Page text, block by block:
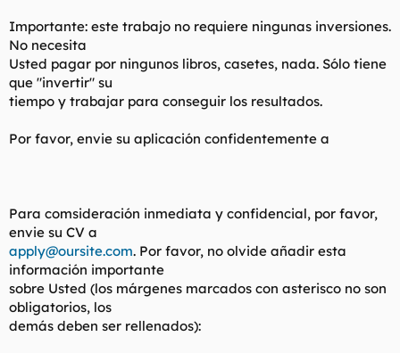
Importante: este trabajo no requiere ningunas inversiones.
No necesita
Usted pagar por ningunos libros, casetes, nada. Sólo tiene
que "invertir" su
tiempo y trabajar para conseguir los resultados.
Por favor, envie su aplicación confidentemente a
Para comsideración inmediata y confidencial, por favor,
envie su CV a
apply@oursite.com. Por favor, no olvide añadir esta
información importante
sobre Usted (los márgenes marcados con asterisco no son
obligatorios, los
demás deben ser rellenados):